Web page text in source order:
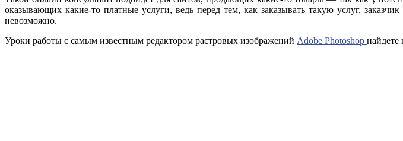
оказывающих какие-то платные услуги, ведь перед тем, как заказывать такую услуг,
невозможно.
Уроки работы с самым известным редактором растровых изображений Adobe Photoshop найдете